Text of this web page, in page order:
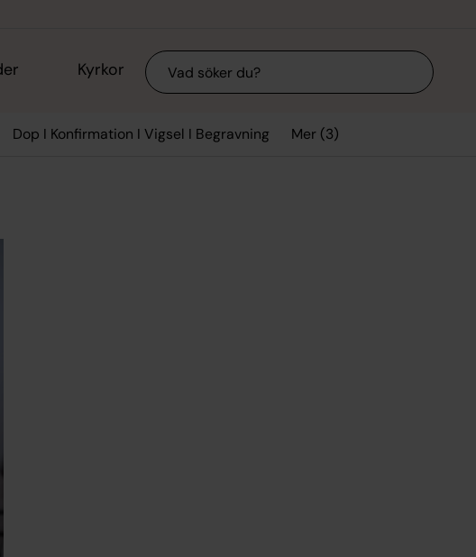
Kyrkor Sök
Dop I Konfirmation I Vigsel I Begravning Mer (3)